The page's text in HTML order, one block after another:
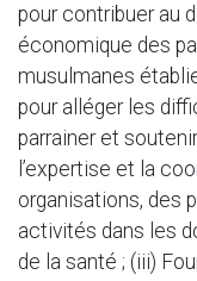
pour contribuer au
économique des
musulmanes
pour alléger les
parrainer et
l’expertise et la
organisations, des
activités dans les
de la santé ; (iii)